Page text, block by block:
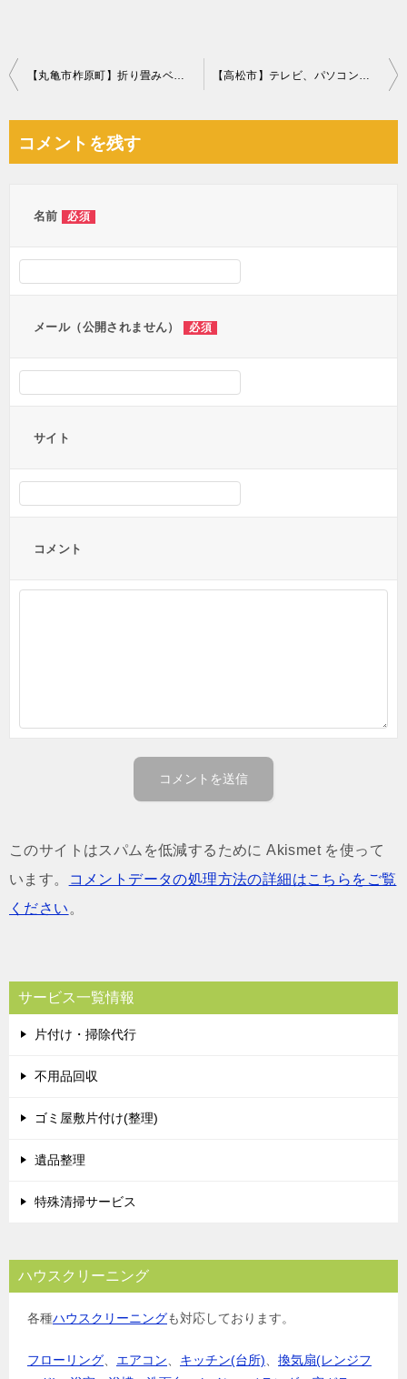
投
ビ
【丸亀市柞原町】折り畳みベッド、衣装ケースの回収・処分ご依頼 【高松市】テレビ、パソコン等の回収・処分ご依頼 お客様の声
コメントを残す
名前 必須
メール（公開されません） 必須
サイト
コメント
このサイトはスパムを低減するために Akismet を使って
います。
コメントデータの処理方法の詳細はこちらをご覧
ください 。
サービス一覧情報
片付け・掃除代行
不用品回収
ゴミ屋敷片付け(整理)
遺品整理
特殊清掃サービス
ハウスクリーニング
各種ハウスクリーニングも対応しております。
フローリング エアコン キッチン(台所)
換気扇(レンジフ